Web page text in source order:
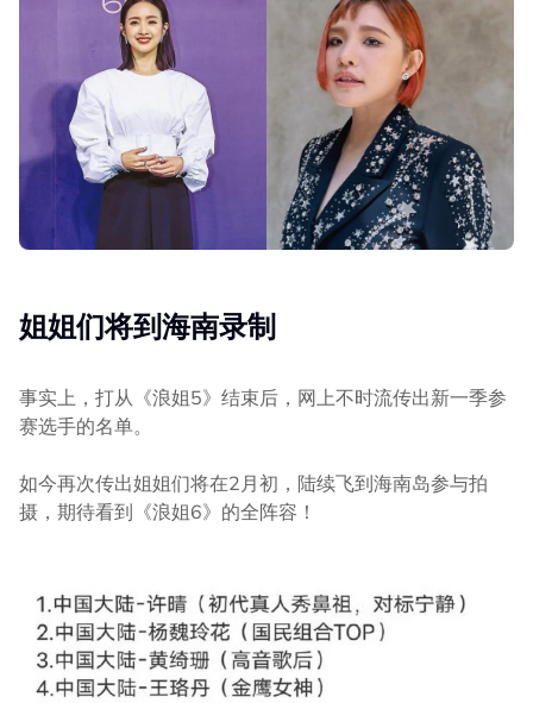
姐姐们将到海南录制
事实上，打从《浪姐5》结束后，网上不时流传出新一季参
赛选手的名单。
如今再次传出姐姐们将在2月初，陆续飞到海南岛参与拍
摄，期待看到《浪姐6》的全阵容！